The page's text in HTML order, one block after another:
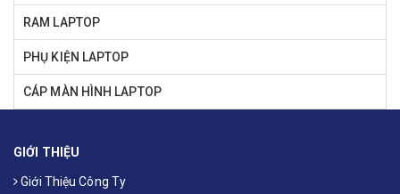
RAM LAPTOP
PHỤ KIỆN LAPTOP
CÁP MÀN HÌNH LAPTOP
GIỚI THIỆU
Giới Thiệu Công Ty